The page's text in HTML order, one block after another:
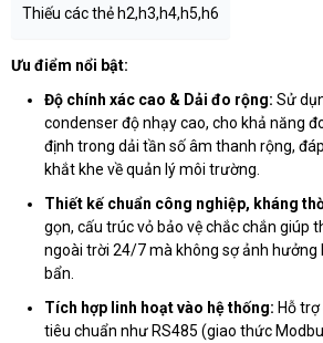
Thiếu các thẻ h2,h3,h4,h5,h6
Ưu điểm nổi bật:
Độ chính xác cao & Dải đo rộng: Sử
condenser độ nhạy cao, cho khả năng
định trong dải tần số âm thanh rộng,
khắt khe về quản lý môi trường.
Thiết kế chuẩn công nghiệp, kháng
gọn, cấu trúc vỏ bảo vệ chắc chắn giúp
ngoài trời 24/7 mà không sợ ảnh hưởng
bẩn.
Tích hợp linh hoạt vào hệ thống: Hỗ
tiêu chuẩn như RS485 (giao thức